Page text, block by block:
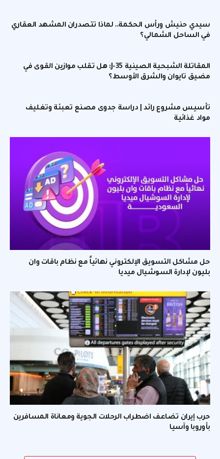
سيدي حنيش ورأس الحكمة.. لماذا تتصدران المشهد العقاري
في الساحل الشمالي؟
المقاتلة الشبحية الصينية J-35: هل تقلب موازين القوى في
مضيق تايوان والشرق الأوسط؟
تأسيس مشروع رائد | دراسة جدوى مصنع تعبئة وتغليف
مواد غذائية
حل مشاكل التسويق الإلكتروني نهائياً مع نظام باقات وان
بليون لإدارة السوشيال ميديا
حرب إيران تضاعف اضطراب الرحلات الجوية ومعاناة المسافرين
بأوروبا وآسيا